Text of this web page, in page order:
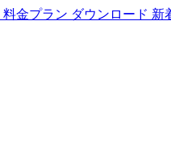
料金プラン ダウンロード 新